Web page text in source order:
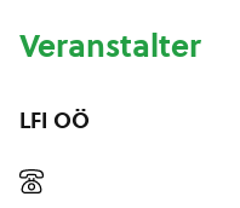
Veranstalter
LFI OÖ